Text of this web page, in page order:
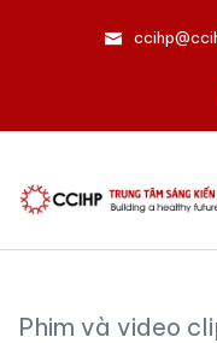
Phim và video